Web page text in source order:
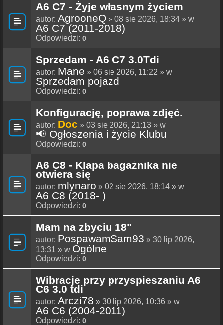
A6 C7 - Żyje własnym życiem
autor: AgrooneQ » 08 sie 2026, 18:34 » w
A6 C7 (2011-2018)
Odpowiedzi: 0
Sprzedam - A6 C7 3.0Tdi
autor: Mane » 06 sie 2026, 11:22 » w
Sprzedam pojazd
Odpowiedzi: 0
Konfigurację, poprawa zdjęć.
autor: Doc » 03 sie 2026, 21:13 » w
📢 Ogłoszenia i życie Klubu
Odpowiedzi: 0
A6 C8 - Klapa bagażnika nie
otwiera się
autor: mlynaro » 02 sie 2026, 18:14 » w
A6 C8 (2018- )
Odpowiedzi: 0
Mam na zbyciu 18"
autor: PospawamSam93 » 30 lip 2026,
13:31 » w Ogólne
Odpowiedzi: 0
Wibracje przy przyspieszaniu A6
C6 3.0 tdi
autor: Arczi78 » 30 lip 2026, 10:36 » w
A6 C6 (2004-2011)
Odpowiedzi: 0